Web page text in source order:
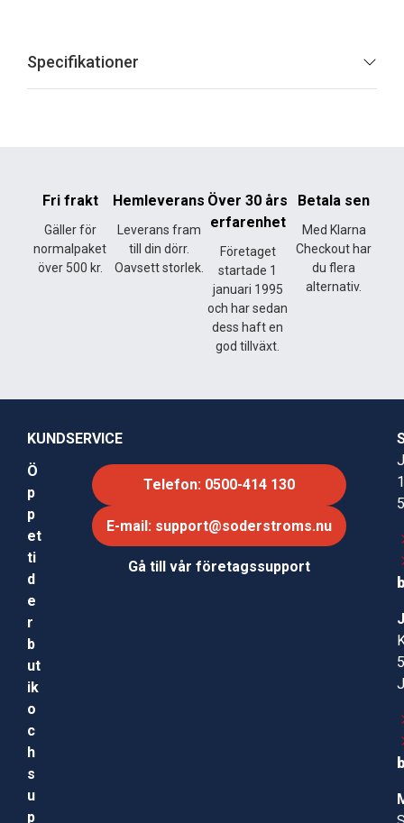
Specifikationer
Fri frakt
Gäller för
normalpaket
över 500 kr.
Hemleverans
Leverans fram
till din dörr.
Oavsett storlek.
Över 30 års
erfarenhet
Företaget
startade 1
januari 1995
och har sedan
dess haft en
god tillväxt.
Betala sen
Med Klarna
Checkout har
du flera
alternativ.
KUNDSERVICE
Ö
p
p
et
ti
d
e
r
b
ut
ik
o
c
h
s
u
p
Telefon: 0500-414 130
E-mail: support@soderstroms.nu
Gå till vår företagssupport